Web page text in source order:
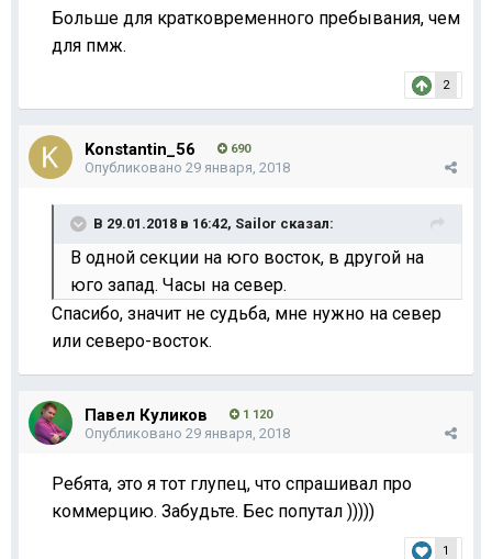
Больше для кратковременного пребывания, чем
для пмж.
2
Konstantin_56 690
Опубликовано 29 января, 2018
В 29.01.2018 в 16:42, Sailor сказал:
В одной секции на юго восток, в другой на
юго запад. Часы на север.
Спасибо, значит не судьба, мне нужно на север
или северо-восток.
Павел Куликов 1 120
Опубликовано 29 января, 2018
Ребята, это я тот глупец, что спрашивал про
коммерцию. Забудьте. Бес попутал )))))
1